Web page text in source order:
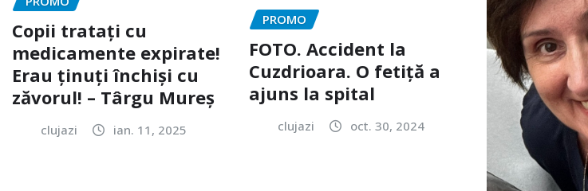
Copii tratați cu
medicamente expirate!
Erau ținuți închiși cu
zăvorul! – Târgu Mureș
clujazi ian. 11, 2025
PROMO
FOTO. Accident la
Cuzdrioara. O fetiță a
ajuns la spital
clujazi oct. 30, 2024